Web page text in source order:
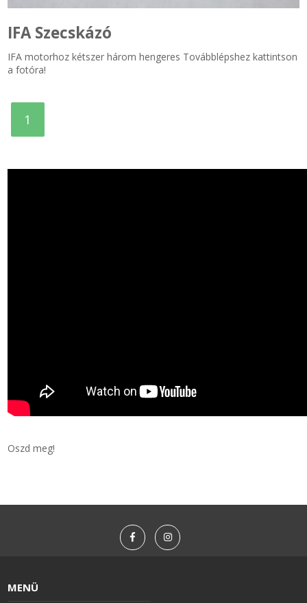
IFA Szecskázó
IFA motorhoz kétszer három hengeres Továbblépshez kattintson
a fotóra!
1
Oszd meg!
MENÜ